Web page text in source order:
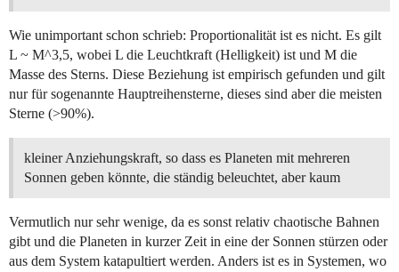
Wie unimportant schon schrieb: Proportionalität ist es nicht. Es gilt
L ~ M^3,5, wobei L die Leuchtkraft (Helligkeit) ist und M die
Masse des Sterns. Diese Beziehung ist empirisch gefunden und gilt
nur für sogenannte Hauptreihensterne, dieses sind aber die meisten
Sterne (>90%).
kleiner Anziehungskraft, so dass es Planeten mit mehreren
Sonnen geben könnte, die ständig beleuchtet, aber kaum
Vermutlich nur sehr wenige, da es sonst relativ chaotische Bahnen
gibt und die Planeten in kurzer Zeit in eine der Sonnen stürzen oder
aus dem System katapultiert werden. Anders ist es in Systemen, wo